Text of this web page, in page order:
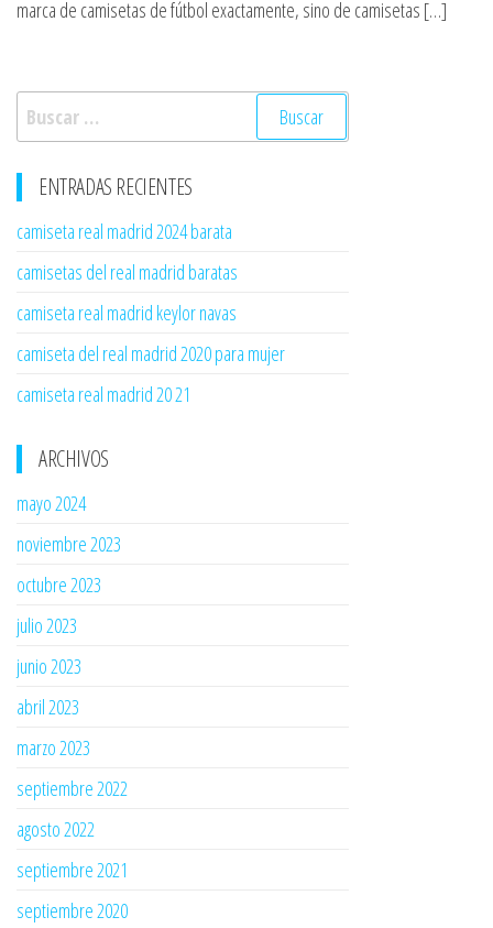
marca de camisetas de fútbol exactamente, sino de camisetas […]
Buscar:
ENTRADAS RECIENTES
camiseta real madrid 2024 barata
camisetas del real madrid baratas
camiseta real madrid keylor navas
camiseta del real madrid 2020 para mujer
camiseta real madrid 20 21
ARCHIVOS
mayo 2024
noviembre 2023
octubre 2023
julio 2023
junio 2023
abril 2023
marzo 2023
septiembre 2022
agosto 2022
septiembre 2021
septiembre 2020